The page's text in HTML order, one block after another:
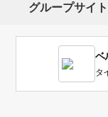
グループサイト
ベ
タ